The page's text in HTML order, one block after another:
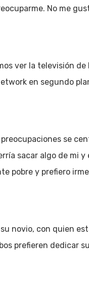
No me
ver la televisión
en segundo
se
sacar algo de mi
pobre y prefiero
novio, con quien
prefieren dedicar